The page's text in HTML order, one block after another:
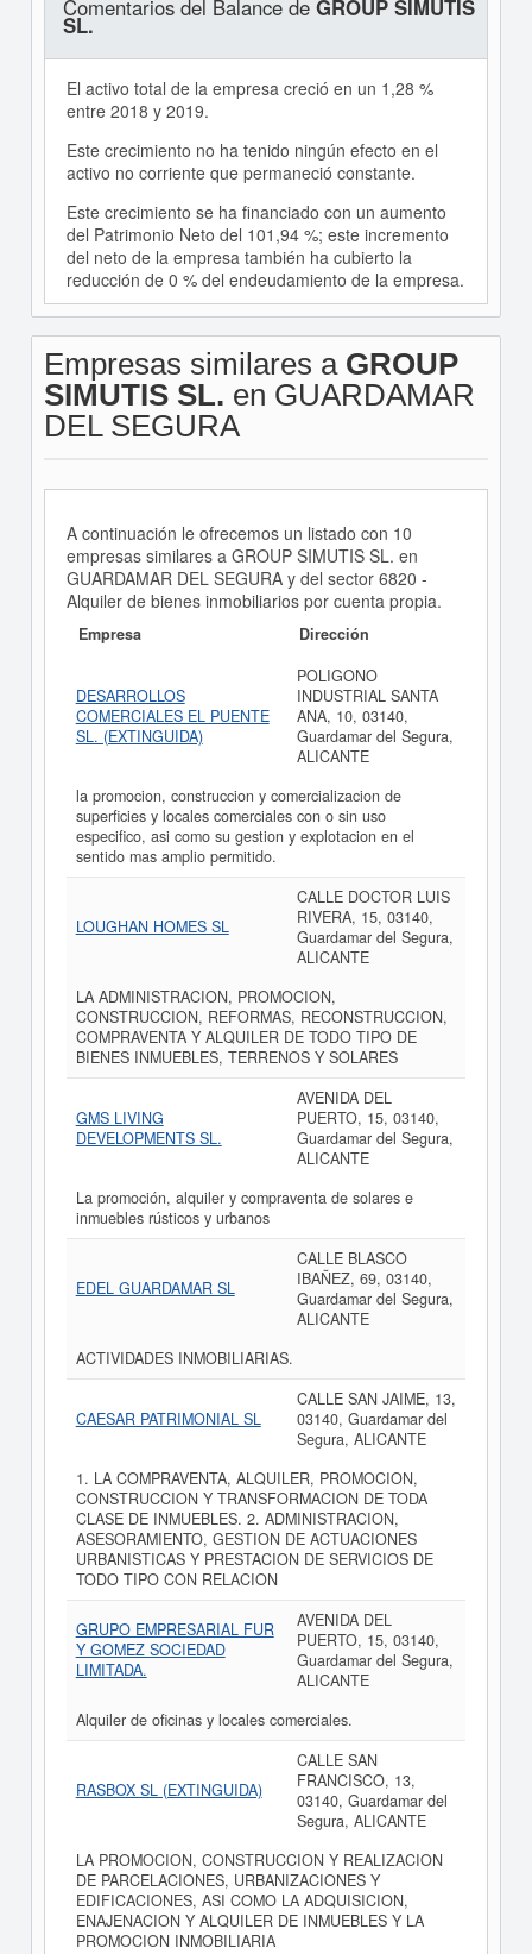
Comentarios del Balance de GROUP SIMUTIS
SL.
El activo total de la empresa creció en un 1,28 %
entre 2018 y 2019.
Este crecimiento no ha tenido ningún efecto en el
activo no corriente que permaneció constante.
Este crecimiento se ha financiado con un aumento
del Patrimonio Neto del 101,94 %; este incremento
del neto de la empresa también ha cubierto la
reducción de 0 % del endeudamiento de la empresa.
Empresas similares a GROUP
SIMUTIS SL. en GUARDAMAR
DEL SEGURA
A continuación le ofrecemos un listado con 10
empresas similares a GROUP SIMUTIS SL. en
GUARDAMAR DEL SEGURA y del sector 6820 -
Alquiler de bienes inmobiliarios por cuenta propia.
Empresa Dirección
DESARROLLOS
COMERCIALES EL PUENTE
SL. (EXTINGUIDA)
POLIGONO
INDUSTRIAL SANTA
ANA, 10, 03140,
Guardamar del Segura,
ALICANTE
la promocion, construccion y comercializacion de
superficies y locales comerciales con o sin uso
especifico, asi como su gestion y explotacion en el
sentido mas amplio permitido.
LOUGHAN HOMES SL
CALLE DOCTOR LUIS
RIVERA, 15, 03140,
Guardamar del Segura,
ALICANTE
LA ADMINISTRACION, PROMOCION,
CONSTRUCCION, REFORMAS, RECONSTRUCCION,
COMPRAVENTA Y ALQUILER DE TODO TIPO DE
BIENES INMUEBLES, TERRENOS Y SOLARES
GMS LIVING
DEVELOPMENTS SL.
AVENIDA DEL
PUERTO, 15, 03140,
Guardamar del Segura,
ALICANTE
La promoción, alquiler y compraventa de solares e
inmuebles rústicos y urbanos
EDEL GUARDAMAR SL
CALLE BLASCO
IBAÑEZ, 69, 03140,
Guardamar del Segura,
ALICANTE
ACTIVIDADES INMOBILIARIAS.
CAESAR PATRIMONIAL SL
CALLE SAN JAIME, 13,
03140, Guardamar del
Segura, ALICANTE
1. LA COMPRAVENTA, ALQUILER, PROMOCION,
CONSTRUCCION Y TRANSFORMACION DE TODA
CLASE DE INMUEBLES. 2. ADMINISTRACION,
ASESORAMIENTO, GESTION DE ACTUACIONES
URBANISTICAS Y PRESTACION DE SERVICIOS DE
TODO TIPO CON RELACION
GRUPO EMPRESARIAL FUR
Y GOMEZ SOCIEDAD
LIMITADA.
AVENIDA DEL
PUERTO, 15, 03140,
Guardamar del Segura,
ALICANTE
Alquiler de oficinas y locales comerciales.
RASBOX SL (EXTINGUIDA)
CALLE SAN
FRANCISCO, 13,
03140, Guardamar del
Segura, ALICANTE
LA PROMOCION, CONSTRUCCION Y REALIZACION
DE PARCELACIONES, URBANIZACIONES Y
EDIFICACIONES, ASI COMO LA ADQUISICION,
ENAJENACION Y ALQUILER DE INMUEBLES Y LA
PROMOCION INMOBILIARIA